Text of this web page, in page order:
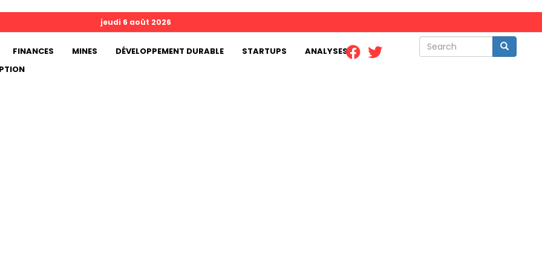
Search Search
jeudi 6 août 2026
FINANCES MINES DÉVELOPPEMENT DURABLE STARTUPS
ANALYSES